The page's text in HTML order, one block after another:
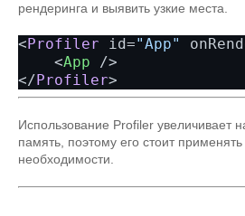
рендеринга и выявить узкие места.
<Profiler id="App"
<App />
</Profiler
Использование Profiler увеличивает
память, поэтому его стоит применять
необходимости.